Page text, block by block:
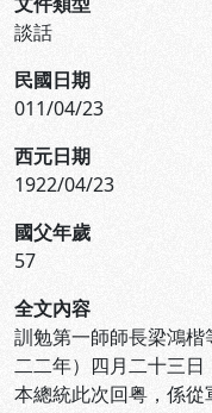
談話
民國日期
011/04/23
西元日期
1922/04/23
國父年歲
57
全文內容
訓勉第一師師長梁鴻
二二年）四月二十三日
本總統此次回粤，係